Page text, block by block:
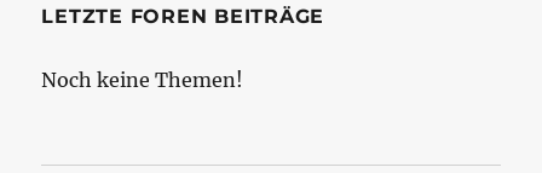
LETZTE FOREN BEITRÄGE
Noch keine Themen!